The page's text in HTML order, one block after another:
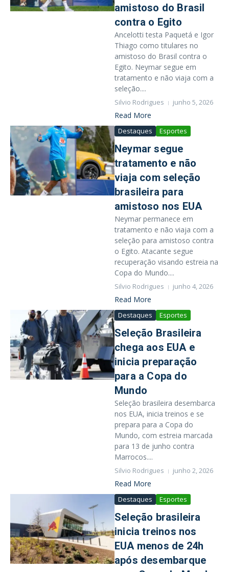
amistoso do Brasil
contra o Egito
Ancelotti testa Paquetá e Igor
Thiago como titulares no
amistoso do Brasil contra o
Egito. Neymar segue em
tratamento e não viaja com a
seleção....
Silvio Rodrigues junho 5, 2026
Read More
Destaques Esportes
Neymar segue
tratamento e não
viaja com seleção
brasileira para
amistoso nos EUA
Neymar permanece em
tratamento e não viaja com a
seleção para amistoso contra
o Egito. Atacante segue
recuperação visando estreia na
Copa do Mundo....
Silvio Rodrigues junho 4, 2026
Read More
Destaques Esportes
Seleção Brasileira
chega aos EUA e
inicia preparação
para a Copa do
Mundo
Seleção brasileira desembarca
nos EUA, inicia treinos e se
prepara para a Copa do
Mundo, com estreia marcada
para 13 de junho contra
Marrocos....
Silvio Rodrigues junho 2, 2026
Read More
Destaques Esportes
Seleção brasileira
inicia treinos nos
EUA menos de 24h
após desembarque